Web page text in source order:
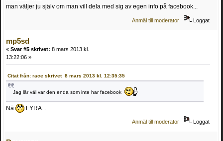
man väljer ju själv om man vill dela med sig av egen info på facebook...
Anmäl till moderator Loggat
mp5sd
« Svar #5 skrivet: 8 mars 2013 kl.
13:22:06 »
Citat från: race skrivet 8 mars 2013 kl. 12:35:35
Jag lär väl var den enda som inte har facebook
Nä FYRA...
Anmäl till moderator Loggat